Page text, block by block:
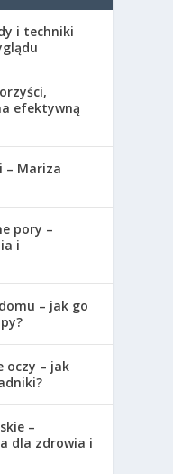
i techniki
efektywną
– Mariza
pory –
i
– jak go
oczy – jak
–
dla zdrowia i